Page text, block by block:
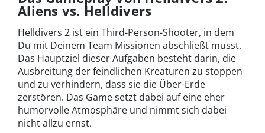
Aliens vs. Helldivers
Helldivers 2 ist ein Third-Person-Shooter, in dem
Du mit Deinem Team Missionen abschließt musst.
Das Hauptziel dieser Aufgaben besteht darin, die
Ausbreitung der feindlichen Kreaturen zu stoppen
und zu verhindern, dass sie die Über-Erde
zerstören. Das Game setzt dabei auf eine eher
humorvolle Atmosphäre und nimmt sich dabei
nicht allzu ernst.